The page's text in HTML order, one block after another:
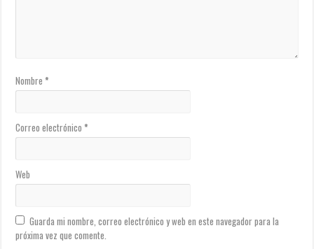
Nombre*
Correo electrónico*
Web
Guarda mi nombre, correo electrónico y web en este navegador para la
próxima vez que comente.